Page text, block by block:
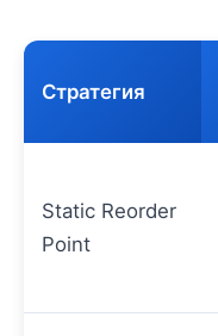
Стратегия
Static Reorder
Point